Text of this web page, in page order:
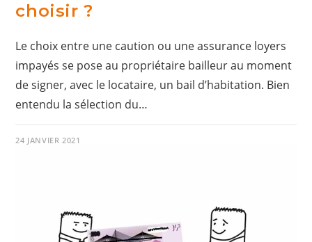
choisir ?
Le choix entre une caution ou une assurance loyers
impayés se pose au propriétaire bailleur au moment
de signer, avec le locataire, un bail d’habitation. Bien
entendu la sélection du…
24 JANVIER 2021